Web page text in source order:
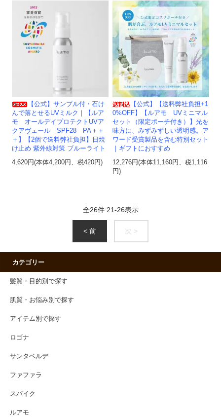
【公式】サンプル付・石け
んで落とせるUVミルク｜【ルア
モ オールデイプロテクトUVア
クアヴェール SPF28 PA＋＋
＋】【2個で送料弊社負担】日焼
け止め 紫外線対策 ブルーライト
4,620円(本体4,200円、税420円)
【公式】【送料弊社負担+1
0%OFF】【ルアモ UVミニマル
セット（限定ポーチ付き）】光を
味方に、みずみずしい透明感。ア
ワード受賞製品を含む特別セット
｜ギフトにおすすめ
12,276円(本体11,160円、税1,116
円)
全26件 21-26表示
< 前 次 >
カテゴリー
髪質・目的別で探す
肌質・お悩み別で探す
アイテム別で探す
ロゴナ
サンタベルデ
ファファラ
スパイク
ルアモ